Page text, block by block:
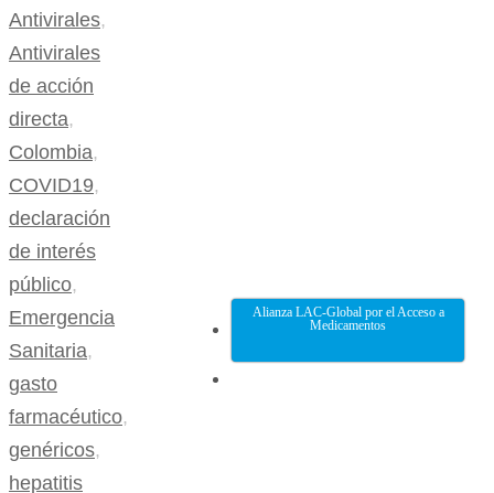
Antivirales,
Antivirales
de acción
directa,
Colombia,
COVID19,
declaración
de interés
público,
Emergencia
Sanitaria,
gasto
farmacéutico,
genéricos,
hepatitis
Alianza LAC-Global por el Acceso a
Medicamentos